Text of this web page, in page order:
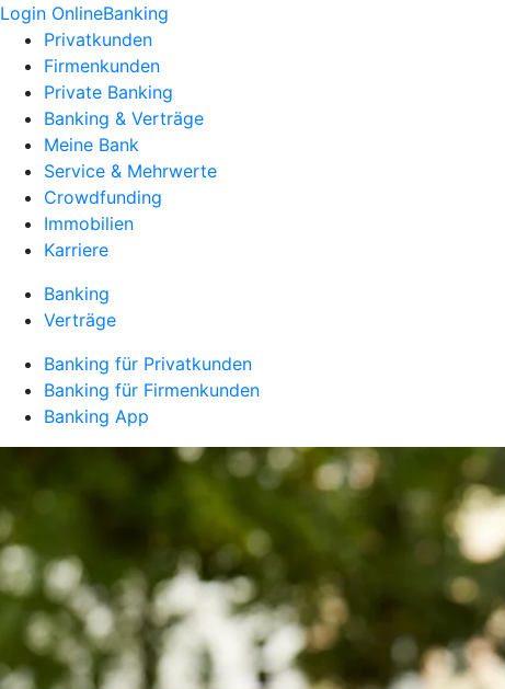
Login OnlineBanking
Privatkunden
Firmenkunden
Private Banking
Banking & Verträge
Meine Bank
Service & Mehrwerte
Crowdfunding
Immobilien
Karriere
Banking
Verträge
Banking für Privatkunden
Banking für Firmenkunden
Banking App